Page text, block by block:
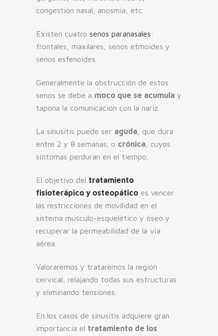
congestión nasal, anosmia, etc.
Existen cuatro senos paranasales :
frontales, maxilares, senos etmoides y
senos esfenoides.
Generalmente la obstrucción de estos
senos se debe a moco que se acumula y
tapona la comunicación con la nariz.
La sinusitis puede ser aguda , que dura
entre 2 y 8 semanas; o crónica , cuyos
síntomas perduran en el tiempo.
El objetivo del tratamiento
fisioterápico y osteopático es vencer
las restricciones de movilidad en el
sistema músculo-esquelético y óseo y
recuperar la permeabilidad de la vía
aérea.
Valoraremos y trataremos la región
cervical, relajando todas sus estructuras
y eliminando tensiones.
En los casos de sinusitis adquiere gran
importancia el tratamiento de los